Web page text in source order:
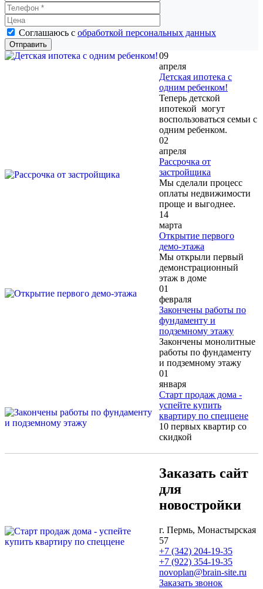
Соглашаюсь с обработкой персональных данных
09
апреля
Детская ипотека с
одним ребенком!
Теперь детской
ипотекой могут
воспользоваться семьи с
одним ребенком.
02
апреля
Рассрочка от
застройщика
Мы сделали процесс
оплаты недвижимости
проще и выгоднее.
14
марта
Открытие первого
демо-этажа
Мы открыли первый
демонстрационный
этаж в доме
01
февраля
Закончены работы по
фундаменту и
подземному этажу
Закончены монолитные
работы по фундаменту
и подземному этажу
01
января
Старт продаж дома -
успейте купить
квартиру по спеццене
10 первых квартир со
скидкой
Заказать сайт
для
новостройки
г. Пермь, Монастырская
57
+7 (342) 204-19-35
+7 (922) 354-19-35
novoplan@brain-site.ru
Заказать звонок